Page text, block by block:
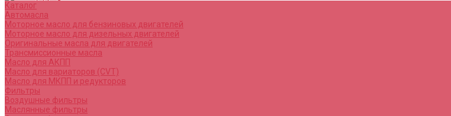
Каталог
Автомасла
Моторное масло для бензиновых двигателей
Моторное масло для дизельных двигателей
Оригинальные масла для двигателей
Трансмиссионные масла
Масло для АКПП
Масло для вариаторов (CVT)
Масло для МКПП и редукторов
Фильтры
Воздушные фильтры
Маслянные фильтры